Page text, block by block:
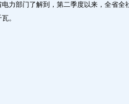
电力部门了解到，第二季度以来，全省
。